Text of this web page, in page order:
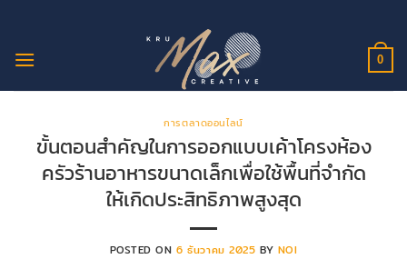
ยัง
0
การตลาดออนไลน์
ขั้นตอนสำคัญในการออกแบบเค้าโครงห้อง
ครัวร้านอาหารขนาดเล็กเพื่อใช้พื้นที่จำกัด
ให้เกิดประสิทธิภาพสูงสุด
POSTED ON6 ธันวาคม 2025 BY NOI